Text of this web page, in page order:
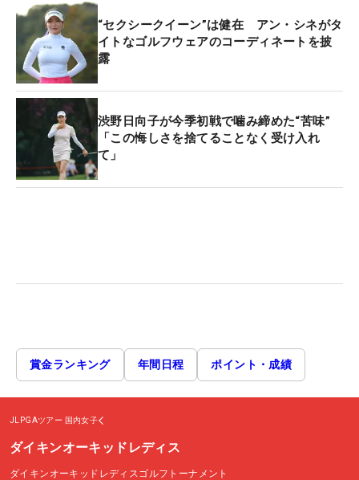
“セクシークイーン”は健在 アン・シネがタ
イトなゴルフウェアのコーディネートを披
露
渋野日向子が今季初戦で噛み締めた“苦味”
「この悔しさを捨てることなく受け入れ
て」
賞金ランキング 年間日程 ポイント・成績
JLPGAツアー 国内女子
ダイキンオーキッドレディス
ダイキンオーキッドレディスゴルフトーナメント